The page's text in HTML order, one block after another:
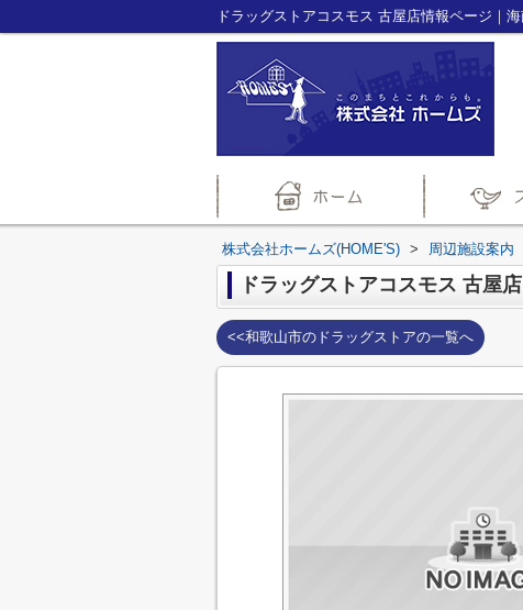
株式会社ホームズ(HOME'S) > 周辺施設案内
ドラッグストアコスモス 古屋店
<<和歌山市のドラッグストアの一覧へ